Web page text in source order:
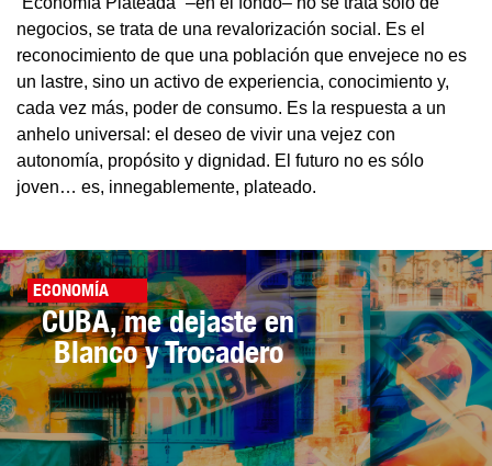
negocios, se trata de una revalorización social. Es el
reconocimiento de que una población que envejece no es
un lastre, sino un activo de experiencia, conocimiento y,
cada vez más, poder de consumo. Es la respuesta a un
anhelo universal: el deseo de vivir una vejez con
autonomía, propósito y dignidad. El futuro no es sólo
joven… es, innegablemente, plateado.
ECONOMÍA
CUBA, me dejaste en
Blanco y Trocadero